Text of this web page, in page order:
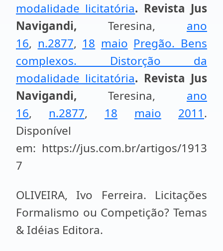
modalidade licitatória. Revista Jus
Navigandi, Teresina, ano
16, n.2877, 18 maio Pregão. Bens
complexos. Distorção da
modalidade licitatória. Revista Jus
Navigandi, Teresina, ano
16, n.2877, 18 maio 2011.
Disponível
em: https://jus.com.br/artigos/1913
7
OLIVEIRA, Ivo Ferreira. Licitações
Formalismo ou Competição? Temas
& Idéias Editora.